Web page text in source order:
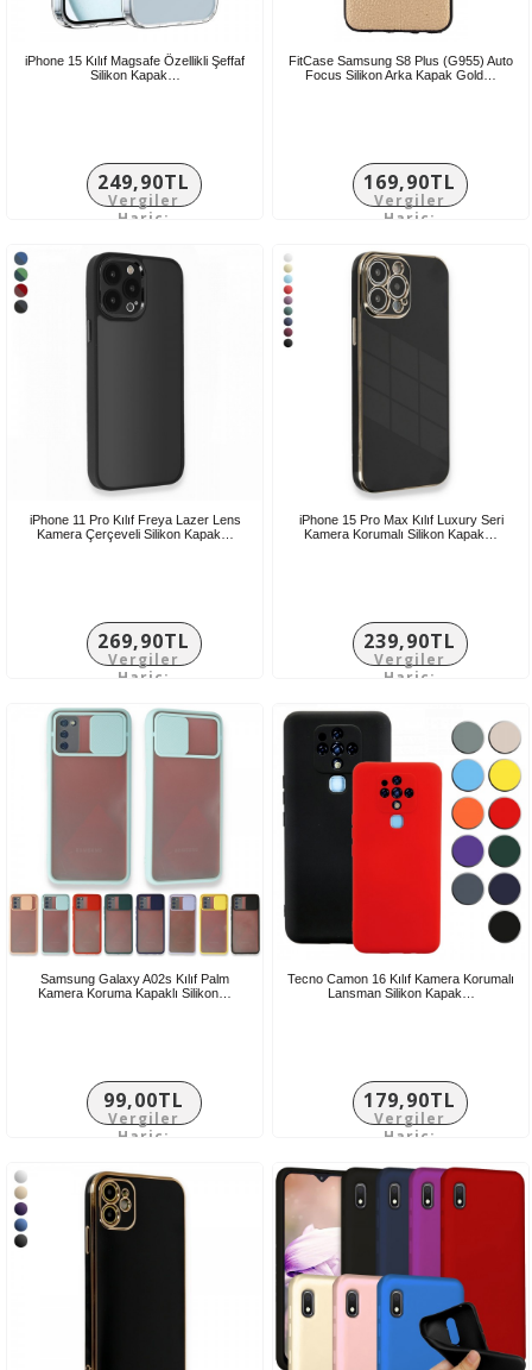
iPhone 15 Kılıf Magsafe Özellikli Şeffaf
Silikon Kapak…
249,90TL
Vergiler
Hariç:
FitCase Samsung S8 Plus (G955) Auto
Focus Silikon Arka Kapak Gold…
169,90TL
Vergiler
Hariç:
iPhone 11 Pro Kılıf Freya Lazer Lens
Kamera Çerçeveli Silikon Kapak…
269,90TL
Vergiler
Hariç:
iPhone 15 Pro Max Kılıf Luxury Seri
Kamera Korumalı Silikon Kapak…
239,90TL
Vergiler
Hariç:
Samsung Galaxy A02s Kılıf Palm
Kamera Koruma Kapaklı Silikon…
99,00TL
Vergiler
Hariç:
Tecno Camon 16 Kılıf Kamera Korumalı
Lansman Silikon Kapak…
179,90TL
Vergiler
Hariç: